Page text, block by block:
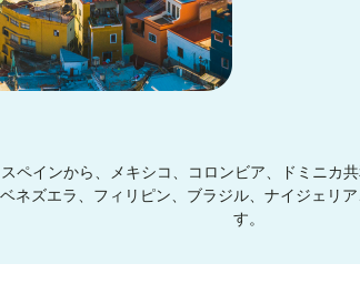
インから、メキシコ、コロンビア、ドミニカ
ネズエラ、フィリピン、ブラジル、ナイジェリ
す。